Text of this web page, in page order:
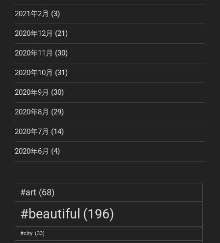
2021年2月 (3)
2020年12月 (21)
2020年11月 (30)
2020年10月 (31)
2020年9月 (30)
2020年8月 (29)
2020年7月 (14)
2020年6月 (4)
#art (68)
#beautiful (196)
#city (33)